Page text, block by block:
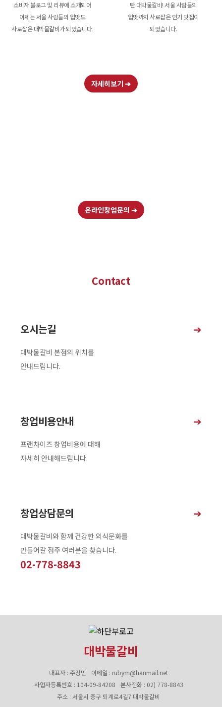
소비자 블로그 및 리뷰에 소개되어
이제는 서울 사람들의 입맛도
사로잡은 대박물갈비가 되었습니다.
탄 대박물갈비! 서울 사람들의
입맛까지 사로잡은 인기 맛집이
되었습니다.
자세히보기 ➔
온라인창업문의 ➔
Contact
오시는길 ➔
대박물갈비 본점의 위치를
안내드립니다.
창업비용안내 ➔
프랜차이즈 창업비용에 대해
자세히 안내해드립니다.
창업상담문의 ➔
대박물갈비와 함께 건강한 외식문화를
만들어갈 점주 여러분을 찾습니다.
02-778-8843
대박물갈비
대표자 : 주정민
이메일 : rubym@hanmail.net
사업자등록번호 : 104-09-84208
본사전화 : 02) 778-8843
주소 : 서울시 중구 퇴계로4길7 대박물갈비